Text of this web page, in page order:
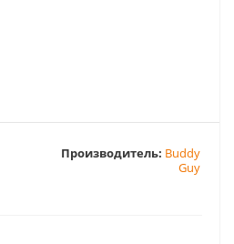
Производитель: Buddy
Guy